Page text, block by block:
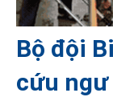
Bộ đội
cứu ngư